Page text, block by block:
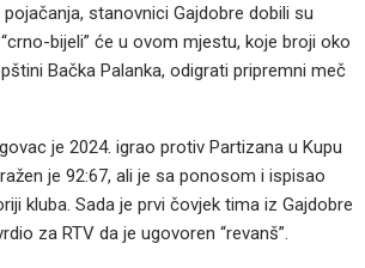
stanovnici Gajdobre dobili su
bijeli” će u ovom mjestu, koje broji oko
Bačka Palanka, odigrati pripremni meč
je 2024. igrao protiv Partizana u Kupu
je 92:67, ali je sa ponosom i ispisao
kluba. Sada je prvi čovjek tima iz Gajdobre
za RTV da je ugovoren “revanš”.